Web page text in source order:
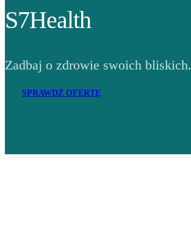
S7Health
Zadbaj o zdrowie swoich bliskich.
SPRAWDŹ OFERTĘ